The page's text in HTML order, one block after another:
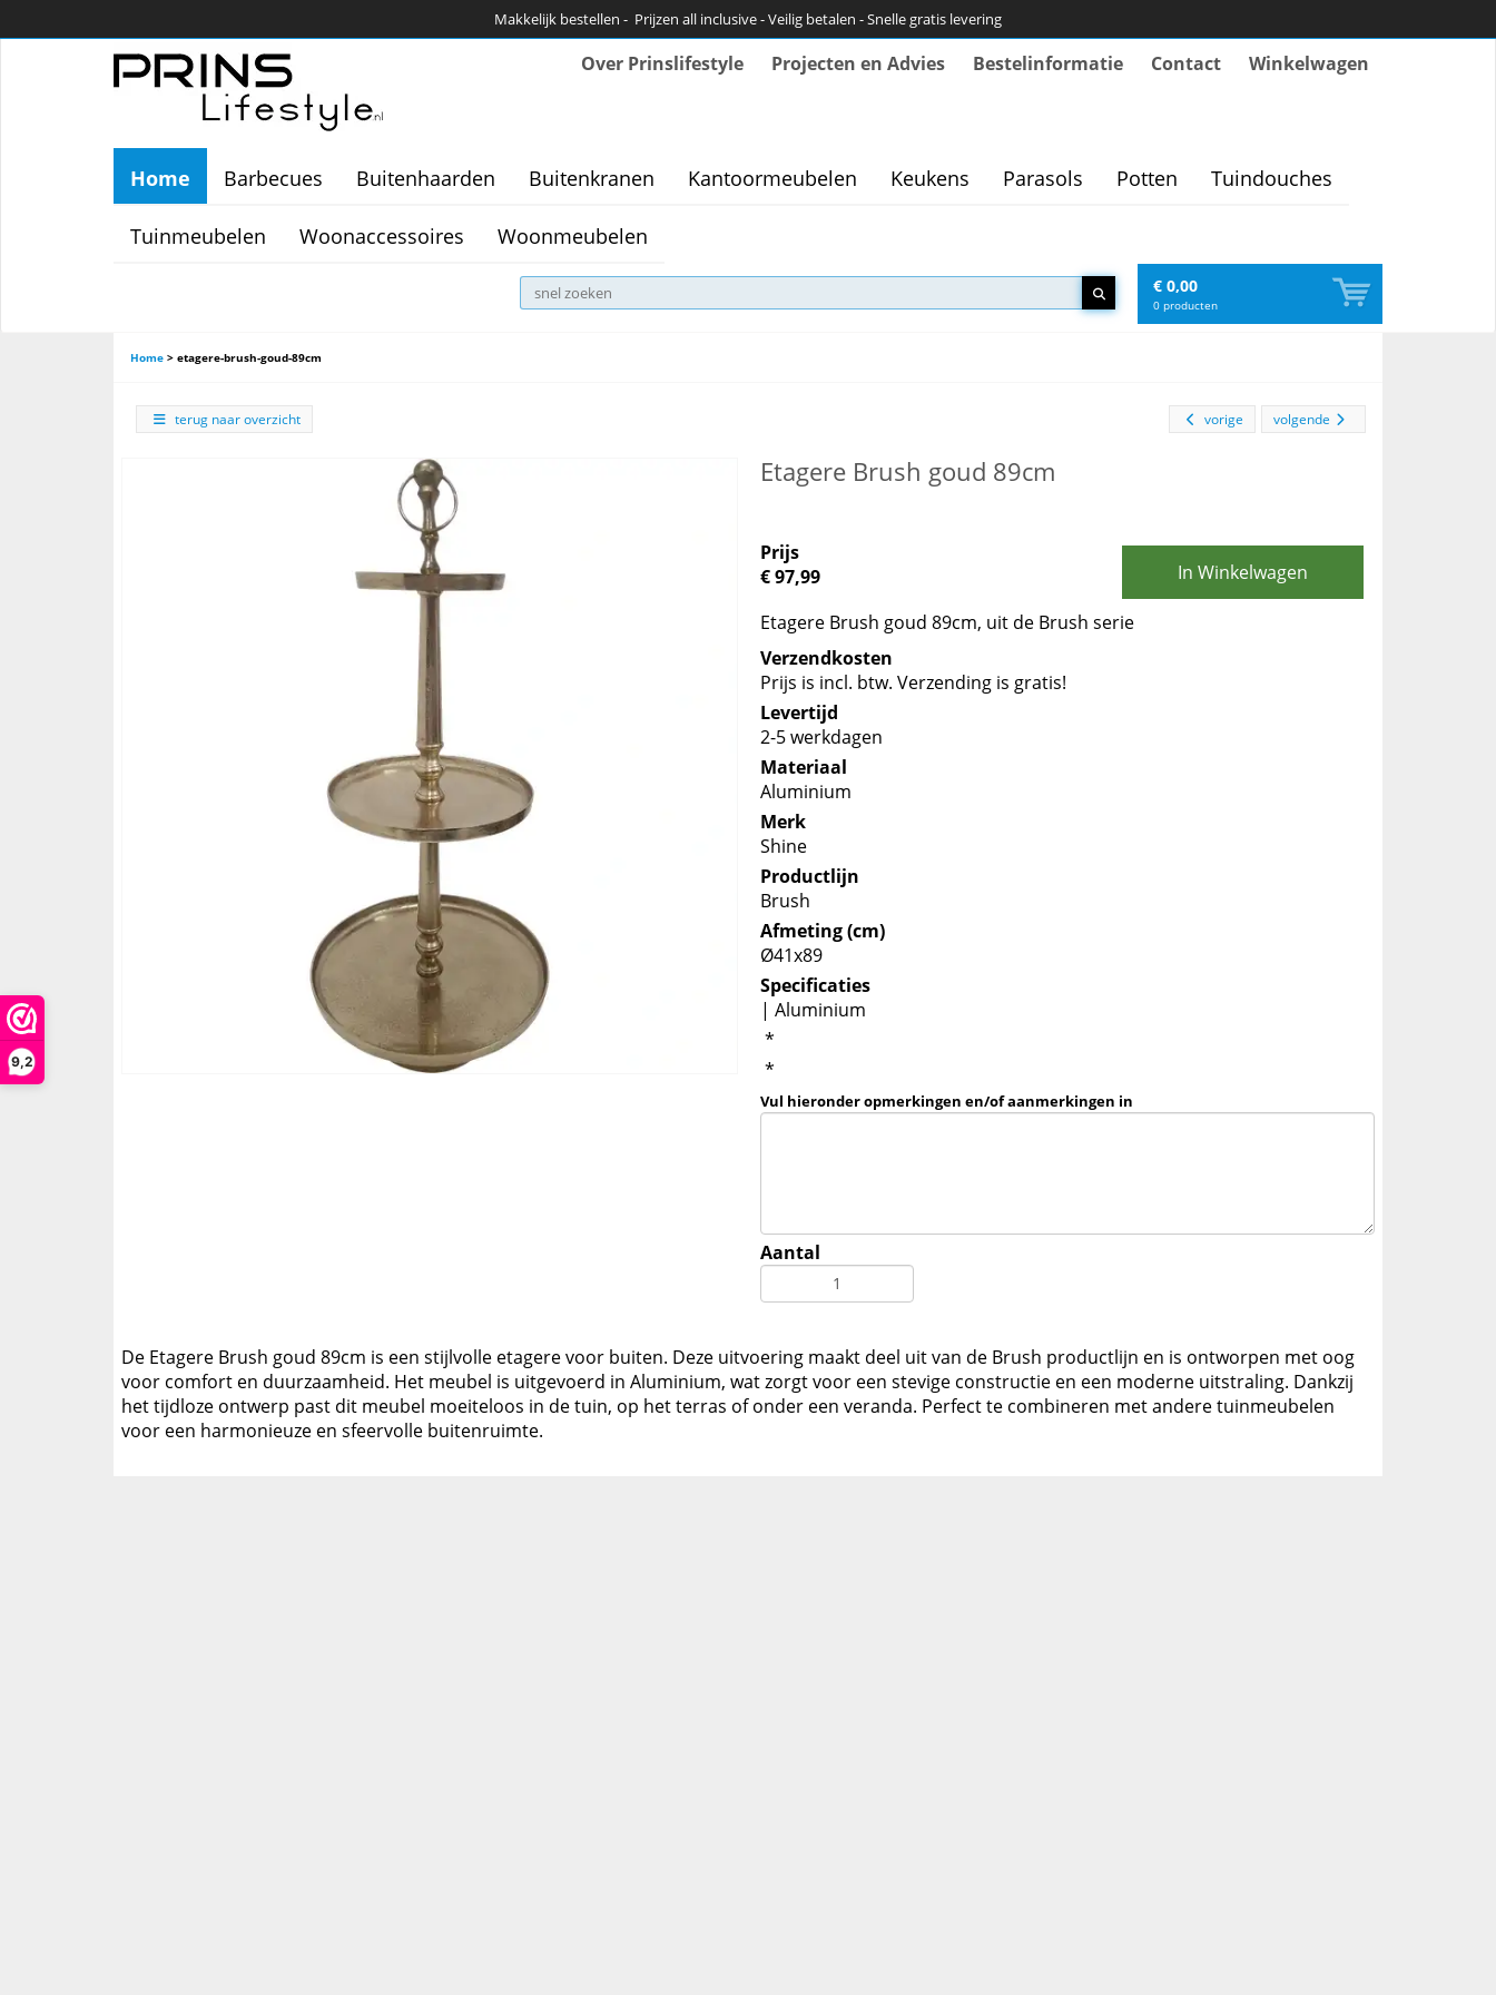
9,2
Makkelijk bestellen - Prijzen all inclusive - Veilig betalen - Snelle gratis levering
Over Prinslifestyle Projecten en Advies Bestelinformatie Contact Winkelwagen
Home Barbecues Buitenhaarden Buitenkranen Kantoormeubelen Keukens Parasols Potten Tuindouches
Tuinmeubelen Woonaccessoires Woonmeubelen
€ 0,00
0 producten
Home > etagere-brush-goud-89cm
terug naar overzicht volgende
vorige
Etagere Brush goud 89cm
Prijs
€ 97,99
In Winkelwagen
Etagere Brush goud 89cm, uit de Brush serie
Verzendkosten
Prijs is incl. btw. Verzending is gratis!
Levertijd
2-5 werkdagen
Materiaal
Aluminium
Merk
Shine
Productlijn
Brush
Afmeting (cm)
Ø41x89
Specificaties
| Aluminium
*
*
Vul hieronder opmerkingen en/of aanmerkingen in
Aantal
De Etagere Brush goud 89cm is een stijlvolle etagere voor buiten. Deze uitvoering maakt deel uit van de Brush productlijn en is ontworpen met oog
voor comfort en duurzaamheid. Het meubel is uitgevoerd in Aluminium, wat zorgt voor een stevige constructie en een moderne uitstraling. Dankzij
het tijdloze ontwerp past dit meubel moeiteloos in de tuin, op het terras of onder een veranda. Perfect te combineren met andere tuinmeubelen
voor een harmonieuze en sfeervolle buitenruimte.